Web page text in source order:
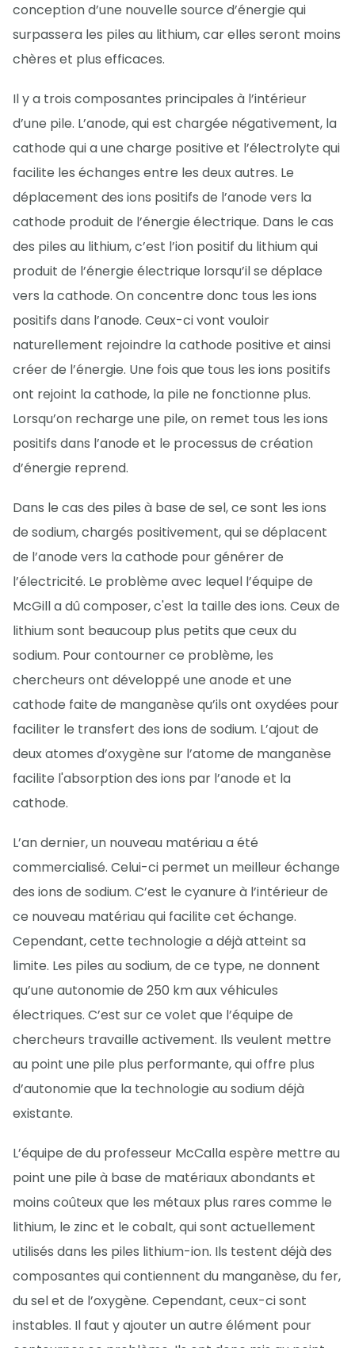
conception d’une nouvelle source d’énergie qui
surpassera les piles au lithium, car elles seront moins
chères et plus efficaces.
Il y a trois composantes principales à l’intérieur
d’une pile. L’anode, qui est chargée négativement, la
cathode qui a une charge positive et l’électrolyte qui
facilite les échanges entre les deux autres. Le
déplacement des ions positifs de l’anode vers la
cathode produit de l’énergie électrique. Dans le cas
des piles au lithium, c’est l’ion positif du lithium qui
produit de l’énergie électrique lorsqu’il se déplace
vers la cathode. On concentre donc tous les ions
positifs dans l’anode. Ceux-ci vont vouloir
naturellement rejoindre la cathode positive et ainsi
créer de l’énergie. Une fois que tous les ions positifs
ont rejoint la cathode, la pile ne fonctionne plus.
Lorsqu’on recharge une pile, on remet tous les ions
positifs dans l’anode et le processus de création
d’énergie reprend.
Dans le cas des piles à base de sel, ce sont les ions
de sodium, chargés positivement, qui se déplacent
de l’anode vers la cathode pour générer de
l’électricité. Le problème avec lequel l’équipe de
McGill a dû composer, c'est la taille des ions. Ceux de
lithium sont beaucoup plus petits que ceux du
sodium. Pour contourner ce problème, les
chercheurs ont développé une anode et une
cathode faite de manganèse qu’ils ont oxydées pour
faciliter le transfert des ions de sodium. L’ajout de
deux atomes d’oxygène sur l’atome de manganèse
facilite l'absorption des ions par l’anode et la
cathode.
L’an dernier, un nouveau matériau a été
commercialisé. Celui-ci permet un meilleur échange
des ions de sodium. C’est le cyanure à l’intérieur de
ce nouveau matériau qui facilite cet échange.
Cependant, cette technologie a déjà atteint sa
limite. Les piles au sodium, de ce type, ne donnent
qu’une autonomie de 250 km aux véhicules
électriques. C’est sur ce volet que l’équipe de
chercheurs travaille activement. Ils veulent mettre
au point une pile plus performante, qui offre plus
d’autonomie que la technologie au sodium déjà
existante.
L’équipe de du professeur McCalla espère mettre au
point une pile à base de matériaux abondants et
moins coûteux que les métaux plus rares comme le
lithium, le zinc et le cobalt, qui sont actuellement
utilisés dans les piles lithium-ion. Ils testent déjà des
composantes qui contiennent du manganèse, du fer,
du sel et de l’oxygène. Cependant, ceux-ci sont
instables. Il faut y ajouter un autre élément pour